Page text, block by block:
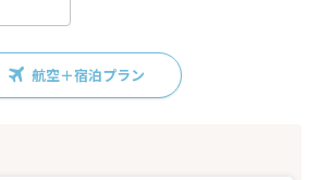
航空＋宿泊プラン